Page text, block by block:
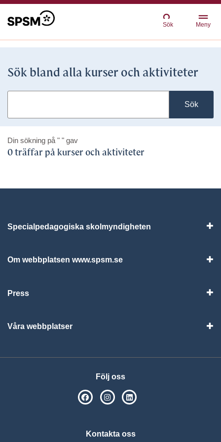
Sök Meny
Sök bland alla kurser och aktiviteter
Sök
Din sökning på " " gav
0 träffar på kurser och aktiviteter
Specialpedagogiska skolmyndigheten
Om webbplatsen www.spsm.se
Press
Våra webbplatser
Följ oss
SPSM på Facebook
SPSM på Instagram
Kontakta oss